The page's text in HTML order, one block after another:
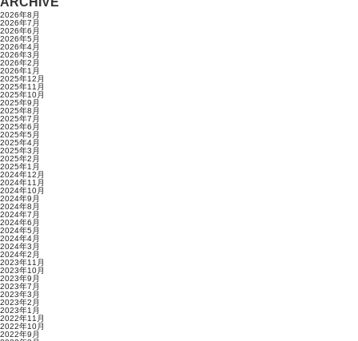
2026年8月
2026年7月
2026年6月
2026年5月
2026年4月
2026年3月
2026年2月
2026年1月
2025年12月
2025年11月
2025年10月
2025年9月
2025年8月
2025年7月
2025年6月
2025年5月
2025年4月
2025年3月
2025年2月
2025年1月
2024年12月
2024年11月
2024年10月
2024年9月
2024年8月
2024年7月
2024年6月
2024年5月
2024年4月
2024年3月
2024年2月
2023年11月
2023年10月
2023年9月
2023年7月
2023年3月
2023年2月
2023年1月
2022年11月
2022年10月
2022年9月